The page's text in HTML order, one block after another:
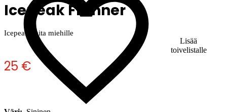
Lisää
toivelistalle
Icepeak Frenner
Icepeak paita miehille
25 €